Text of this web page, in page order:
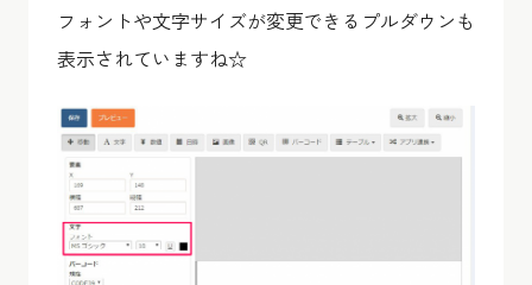
フォントや文字サイズが変更できるプルダウンも
表示されていますね☆